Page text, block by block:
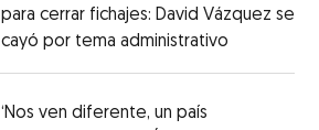
para cerrar fichajes: David Vázquez se
cayó por tema administrativo
‘Nos ven diferente, un país